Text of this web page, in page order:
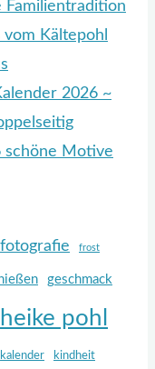
Familientradition
Kältepohl
2026 ~
schöne Motive
fotografie frost
geschmack
heike pohl
kalender kindheit